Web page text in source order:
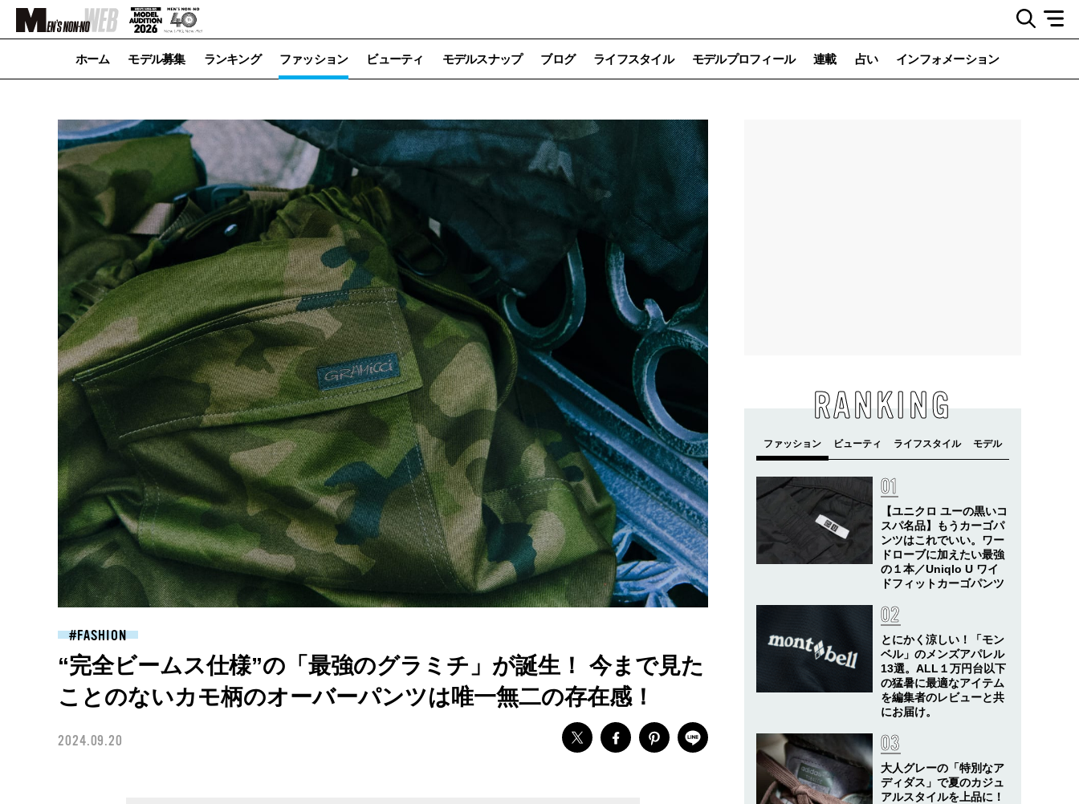
ホーム モデル募集 ランキング ファッション ビューティ モデルスナップ ブログ ライフスタイル モデルプロフィール 連載 占い インフォメーション
FASHION
“完全ビームス仕様”の「最強のグラミチ」が誕生！ 今まで見た
ことのないカモ柄のオーバーパンツは唯一無二の存在感！
2024.09.20
RANKING
【ユニクロ ユーの黒いコ
スパ名品】もうカーゴパ
ンツはこれでいい。ワー
ドローブに加えたい最強
の１本／Uniqlo U ワイ
ドフィットカーゴパンツ
とにかく涼しい！「モン
ベル」のメンズアパレル
13選。ALL１万円台以下
の猛暑に最適なアイテム
を編集者のレビューと共
にお届け。
大人グレーの「特別なア
ディダス」で夏のカジュ
アルスタイルを上品に！